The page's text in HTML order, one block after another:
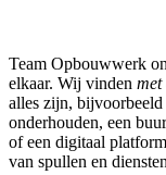
Team Opbouwwerk
elkaar. Wij vinden
alles zijn, bijvoorbeeld
onderhouden, een
of een digitaal
van spullen en